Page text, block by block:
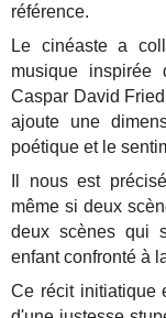
référence.
Le cinéaste a
musique inspirée
Caspar David
ajoute une
poétique et le
Il nous est
même si deux
deux scènes qui
enfant confronté à
Ce récit initiatique